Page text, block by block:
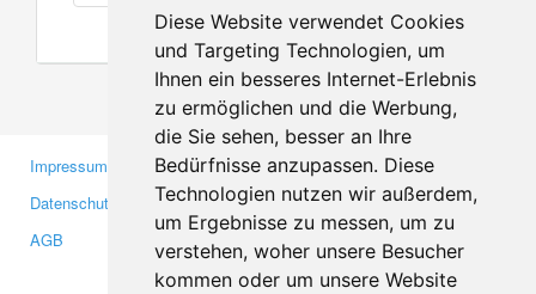
Diese Website verwendet Cookies
und Targeting Technologien, um
Ihnen ein besseres Internet-Erlebnis
zu ermöglichen und die Werbung,
die Sie sehen, besser an Ihre
Bedürfnisse anzupassen. Diese
Technologien nutzen wir außerdem,
um Ergebnisse zu messen, um zu
verstehen, woher unsere Besucher
kommen oder um unsere Website
Impressum
Datenschutzerklärung
AGB
Gewerbetreibende
Investoren
Medien